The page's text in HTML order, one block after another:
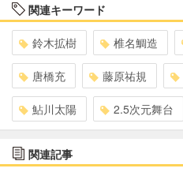
関連キーワード
鈴木拡樹 椎名鯛造
唐橋充 藤原祐規
鮎川太陽 2.5次元舞台
関連記事